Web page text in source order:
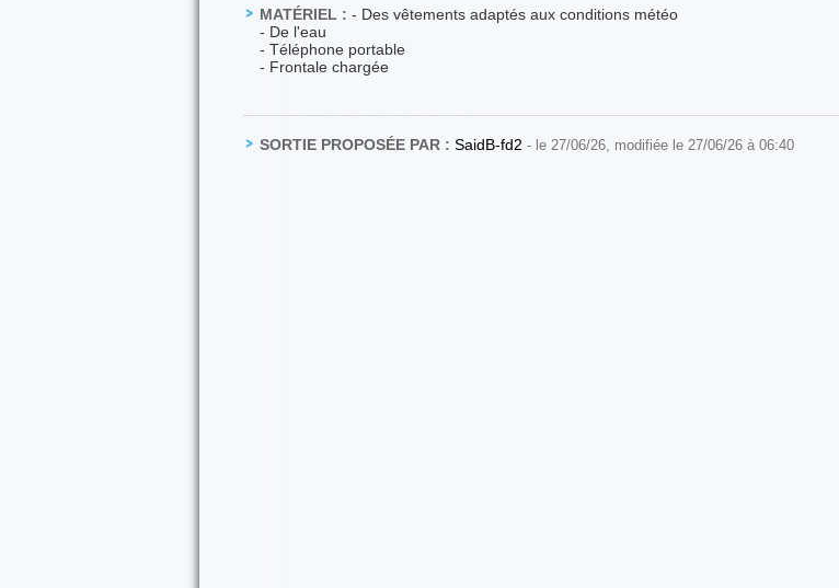
MATÉRIEL : - Des vêtements adaptés aux conditions météo
- De l'eau
- Téléphone portable
- Frontale chargée
SORTIE PROPOSÉE PAR : SaidB-fd2 - le 27/06/26, modifiée le 27/06/26 à 06:40